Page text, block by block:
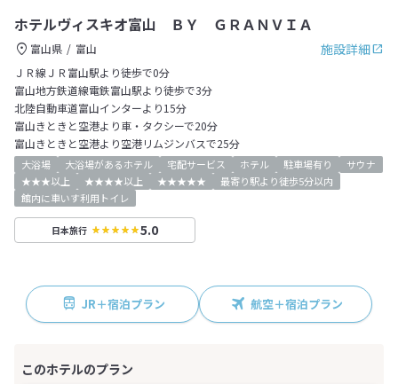
ホテルヴィスキオ富山 ＢＹ ＧＲＡＮＶＩＡ
施設詳細
富山県
富山
ＪＲ線ＪＲ富山駅より徒歩で0分
富山地方鉄道線電鉄富山駅より徒歩で3分
北陸自動車道富山インターより15分
富山きときと空港より車・タクシーで20分
富山きときと空港より空港リムジンバスで25分
大浴場 大浴場があるホテル 宅配サービス ホテル 駐車場有り
サウナ
★★★以上
★★★★以上 ★★★★★
最寄り駅より徒歩5分以内
館内に車いす利用トイレ
日本旅行 5.0
JR＋宿泊プラン 航空＋宿泊プラン